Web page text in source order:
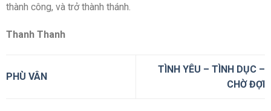
thành công, và trở thành thánh.
Thanh Thanh
PHÙ VÂN
TÌNH YÊU – TÌNH DỤC –
CHỜ ĐỢI